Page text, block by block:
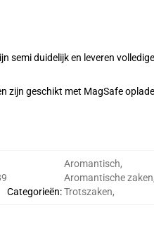
semi duidelijk en leveren
zijn geschikt met MagSafe
Categorieën:
Aromantisch,
Aromantische zaken
Trotszaken,